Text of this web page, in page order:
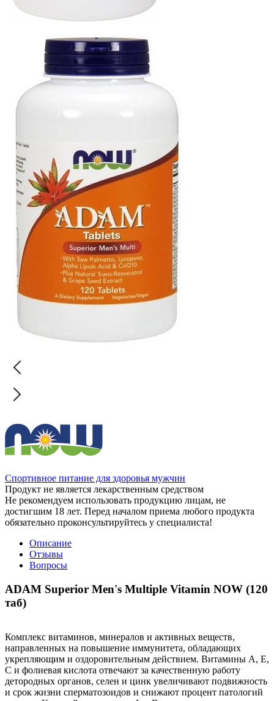
Спортивное питание для здоровья мужчин
Продукт не является лекарственным средством
Не рекомендуем использовать продукцию лицам, не
достигшим 18 лет. Перед началом приема любого продукта
обязательно проконсультируйтесь у специалиста!
Описание
Отзывы
Вопросы
ADAM Superior Men's Multiple Vitamin NOW (120
таб)
Комплекс витаминов, минералов и активных веществ,
направленных на повышение иммунитета, обладающих
укрепляющим и оздоровительным действием. Витамины А, Е,
С и фолиевая кислота отвечают за качественную работу
детородных органов, селен и цинк увеличивают подвижность
и срок жизни сперматозоидов и снижают процент патологий